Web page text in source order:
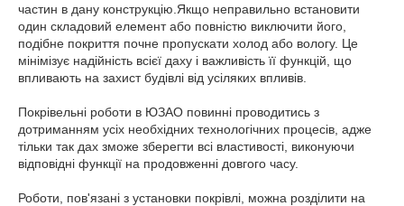
частин в дану конструкцію.Якщо неправильно встановити
один складовий елемент або повністю виключити його,
подібне покриття почне пропускати холод або вологу. Це
мінімізує надійність всієї даху і важливість її функцій, що
впливають на захист будівлі від усіляких впливів.
Покрівельні роботи в ЮЗАО повинні проводитись з
дотриманням усіх необхідних технологічних процесів, адже
тільки так дах зможе зберегти всі властивості, виконуючи
відповідні функції на продовженні довгого часу.
Роботи, пов'язані з установки покрівлі, можна розділити на